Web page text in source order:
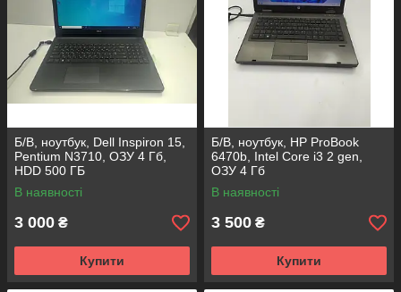
Б/В, ноутбук, Dell Inspiron 15,
Pentium N3710, ОЗУ 4 Гб,
HDD 500 ГБ
В наявності
3 000 ₴
Купити
Б/В, ноутбук, HP ProBook
6470b, Intel Core i3 2 gen,
ОЗУ 4 Гб
В наявності
3 500 ₴
Купити